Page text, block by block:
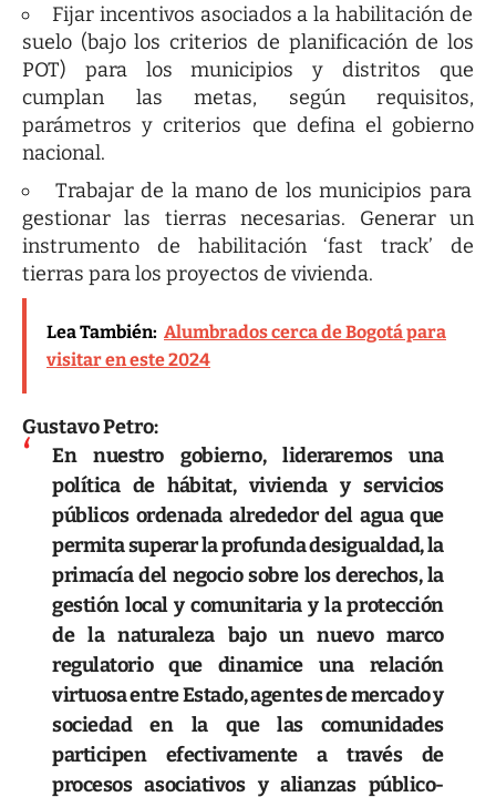
Fijar incentivos asociados a la habilitación de
suelo (bajo los criterios de planificación de los
POT) para los municipios y distritos que
cumplan las metas, según requisitos,
parámetros y criterios que defina el gobierno
nacional.
Trabajar de la mano de los municipios para
gestionar las tierras necesarias. Generar un
instrumento de habilitación ‘fast track’ de
tierras para los proyectos de vivienda.
Lea También: Alumbrados cerca de Bogotá para
visitar en este 2024
Gustavo Petro:
En nuestro gobierno, lideraremos una
política de hábitat, vivienda y servicios
públicos ordenada alrededor del agua que
permita superar la profunda desigualdad, la
primacía del negocio sobre los derechos, la
gestión local y comunitaria y la protección
de la naturaleza bajo un nuevo marco
regulatorio que dinamice una relación
virtuosa entre Estado, agentes de mercado y
sociedad en la que las comunidades
participen efectivamente a través de
procesos asociativos y alianzas público-